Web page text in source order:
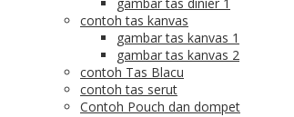
contoh tas kanvas
gambar tas kanvas 1
gambar tas kanvas 2
contoh Tas Blacu
contoh tas serut
Contoh Pouch dan dompet